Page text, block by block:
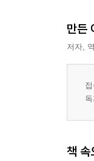
만든
저자,
책 속